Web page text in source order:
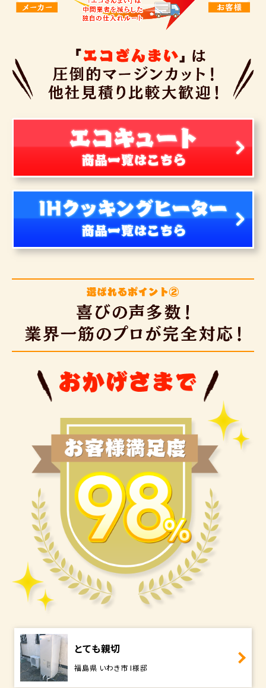
とても親切
福島県 いわき市 I様邸